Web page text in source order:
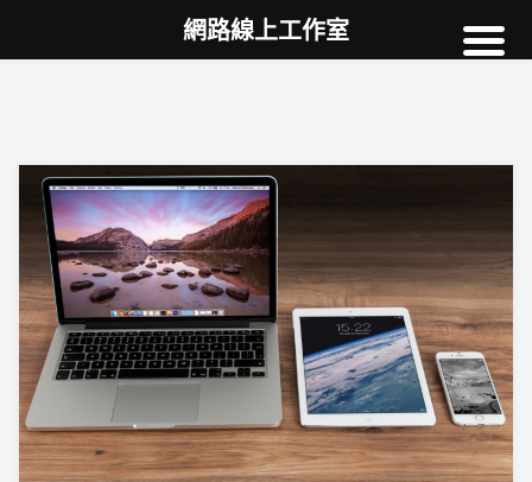
高雄網頁設計
網站SEO
教學
AI
網路線上工作室